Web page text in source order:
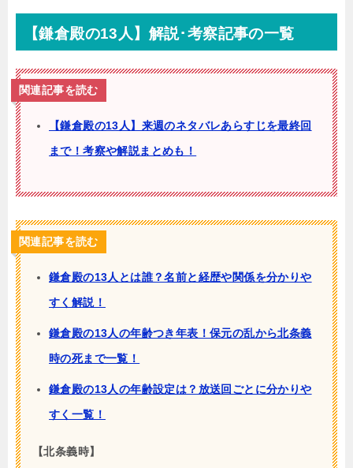
【鎌倉殿の13人】解説･考察記事の一覧
関連記事を読む
【鎌倉殿の13人】来週のネタバレあらすじを最終回
まで！考察や解説まとめも！
関連記事を読む
鎌倉殿の13人とは誰？名前と経歴や関係を分かりや
すく解説！
鎌倉殿の13人の年齢つき年表！保元の乱から北条義
時の死まで一覧！
鎌倉殿の13人の年齢設定は？放送回ごとに分かりや
すく一覧！
【北条義時】